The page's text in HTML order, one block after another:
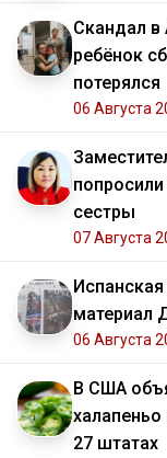
Скандал в
ребёнок
потерялся
06 Августа
сестры
07 Августа
материал
06 Августа
В США
27 штатах